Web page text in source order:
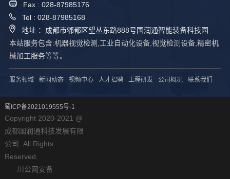
Fax : 028-87985176
Tel : 028-87985168
地址 ：成都市郫都区望丛东路888号国润通智能装备科技园
本站服务包含:机器视觉检测,工业自动化设备,视觉检测设备,精密机
械加工服务等等。
服务领域 新闻动态 视频中心 人才招聘 工程研发 公司概况 联系我们
蜀ICP备2021019555号-1
Copyright 2020-2021 @
成都国润通科技发展有限
公司. All Rights
Reserved.
川公网安备